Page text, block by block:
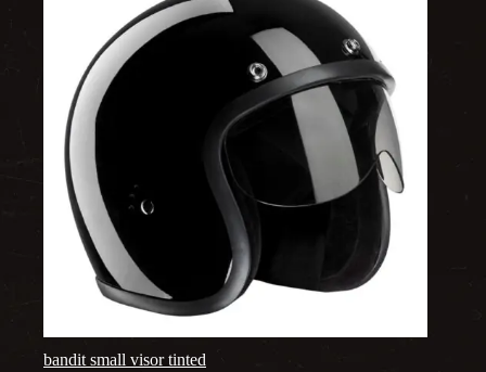
bandit small visor tinted